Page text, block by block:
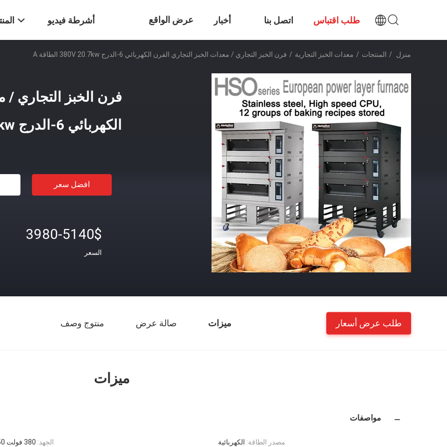
أشرطة فيديو عرض الواقع
الافتراضي
أخبار اتصل بنا طلب اقتباس
منزل / المنتجات / معدات الخبز التجارية / فرن الخبز التجاري / معدات الخبز التجاري الفرن الكهربائي 6-الدرج 380V 20.7kw الطاقة A
فرن الخبز التجاري /
الكهربائي 6-الدرج 380V 20.7kw الطاقة A
افضل سعر
3980-5140$
السعر
ميزات صالة عرض منتوج وصف طلب عرض أسعار
ميزات
مواصفات
الجهد: 380 فولت 50 هرتز مصدر الطاقة: الكهربائية